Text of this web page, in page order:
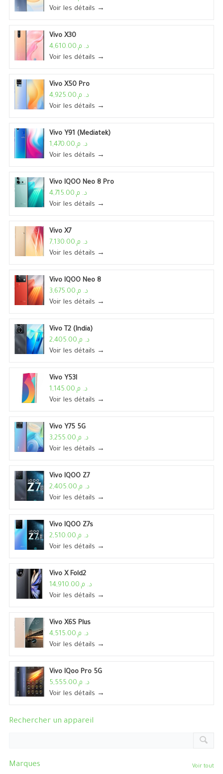
Voir les détails →
Vivo X30
د. م.4,610.00
Voir les détails →
Vivo X50 Pro
د. م.4,925.00
Voir les détails →
Vivo Y91 (Mediatek)
د. م.1,470.00
Voir les détails →
Vivo IQOO Neo 8 Pro
د. م.4,715.00
Voir les détails →
Vivo X7
د. م.7,130.00
Voir les détails →
Vivo IQOO Neo 8
د. م.3,675.00
Voir les détails →
Vivo T2 (India)
د. م.2,405.00
Voir les détails →
Vivo Y53I
د. م.1,145.00
Voir les détails →
Vivo Y75 5G
د. م.3,255.00
Voir les détails →
Vivo IQOO Z7
د. م.2,405.00
Voir les détails →
Vivo IQOO Z7s
د. م.2,510.00
Voir les détails →
Vivo X Fold2
د. م.14,910.00
Voir les détails →
Vivo X6S Plus
د. م.4,515.00
Voir les détails →
Vivo IQoo Pro 5G
د. م.5,555.00
Voir les détails →
Rechercher un appareil
Marques Voir tout